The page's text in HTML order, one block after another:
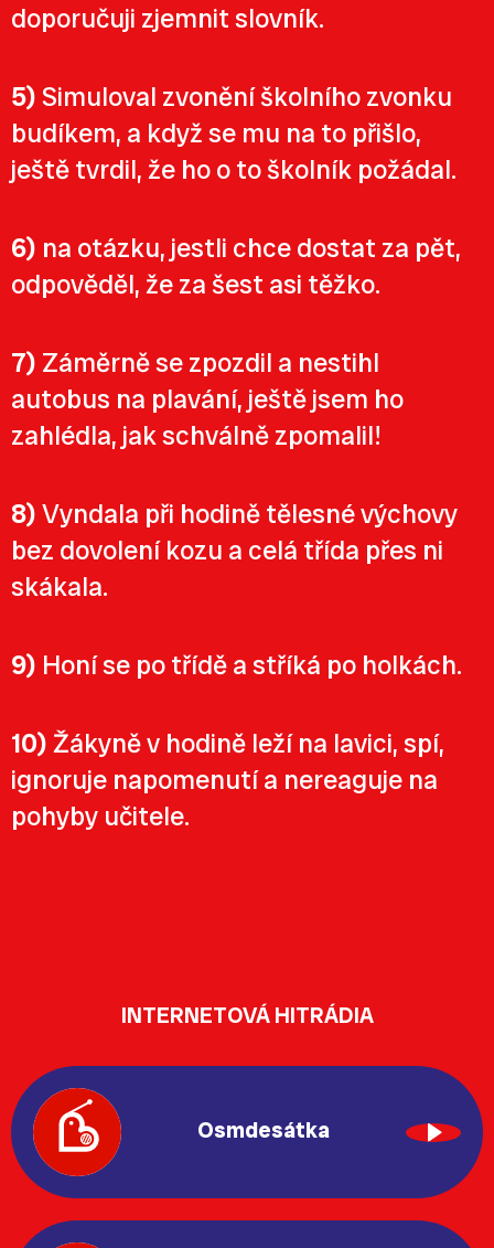
doporučuji zjemnit slovník.
5)Simuloval zvonění školního zvonku
budíkem, a když se mu na to přišlo,
ještě tvrdil, že ho o to školník požádal.
6) na otázku, jestli chce dostat za pět,
odpověděl, že za šest asi těžko.
7) Záměrně se zpozdil a nestihl
autobus na plavání, ještě jsem ho
zahlédla, jak schválně zpomalil!
8)Vyndala při hodině tělesné výchovy
bez dovolení kozu a celá třída přes ni
skákala.
9) Honí se po třídě a stříká po holkách.
10)Žákyně v hodině leží na lavici, spí,
ignoruje napomenutí a nereaguje na
pohyby učitele.
INTERNETOVÁ HITRÁDIA
Osmdesátka